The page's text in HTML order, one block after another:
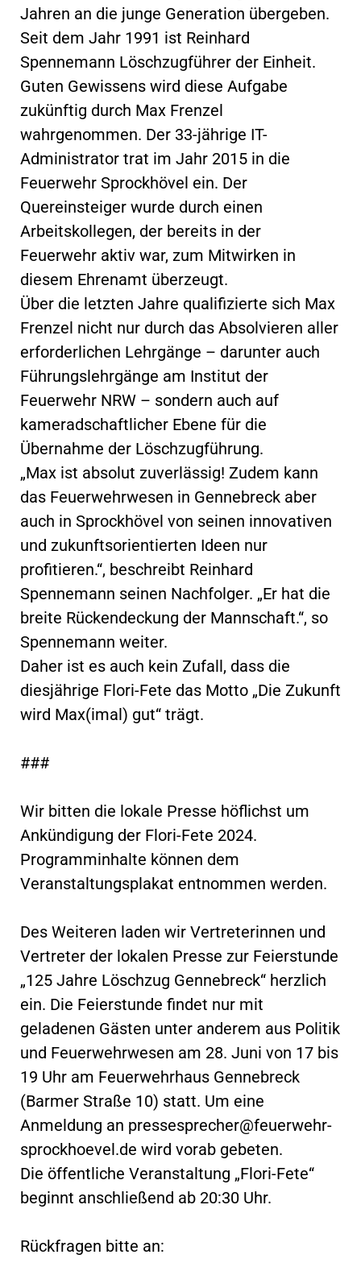
Jahren an die junge Generation übergeben.
Seit dem Jahr 1991 ist Reinhard
Spennemann Löschzugführer der Einheit.
Guten Gewissens wird diese Aufgabe
zukünftig durch Max Frenzel
wahrgenommen. Der 33-jährige IT-
Administrator trat im Jahr 2015 in die
Feuerwehr Sprockhövel ein. Der
Quereinsteiger wurde durch einen
Arbeitskollegen, der bereits in der
Feuerwehr aktiv war, zum Mitwirken in
diesem Ehrenamt überzeugt.
Über die letzten Jahre qualifizierte sich Max
Frenzel nicht nur durch das Absolvieren aller
erforderlichen Lehrgänge – darunter auch
Führungslehrgänge am Institut der
Feuerwehr NRW – sondern auch auf
kameradschaftlicher Ebene für die
Übernahme der Löschzugführung.
„Max ist absolut zuverlässig! Zudem kann
das Feuerwehrwesen in Gennebreck aber
auch in Sprockhövel von seinen innovativen
und zukunftsorientierten Ideen nur
profitieren.“, beschreibt Reinhard
Spennemann seinen Nachfolger. „Er hat die
breite Rückendeckung der Mannschaft.“, so
Spennemann weiter.
Daher ist es auch kein Zufall, dass die
diesjährige Flori-Fete das Motto „Die Zukunft
wird Max(imal) gut“ trägt.
###
Wir bitten die lokale Presse höflichst um
Ankündigung der Flori-Fete 2024.
Programminhalte können dem
Veranstaltungsplakat entnommen werden.
Des Weiteren laden wir Vertreterinnen und
Vertreter der lokalen Presse zur Feierstunde
„125 Jahre Löschzug Gennebreck“ herzlich
ein. Die Feierstunde findet nur mit
geladenen Gästen unter anderem aus Politik
und Feuerwehrwesen am 28. Juni von 17 bis
19 Uhr am Feuerwehrhaus Gennebreck
(Barmer Straße 10) statt. Um eine
Anmeldung an pressesprecher@feuerwehr-
sprockhoevel.de wird vorab gebeten.
Die öffentliche Veranstaltung „Flori-Fete“
beginnt anschließend ab 20:30 Uhr.
Rückfragen bitte an: